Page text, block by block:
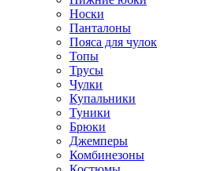
Носки
Панталоны
Поясa для чулок
Топы
Трусы
Чулки
Купальники
Туники
Брюки
Джемперы
Комбинезоны